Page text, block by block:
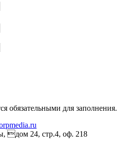
обязательными для заполнения.
дом 24, стр.4, оф. 218